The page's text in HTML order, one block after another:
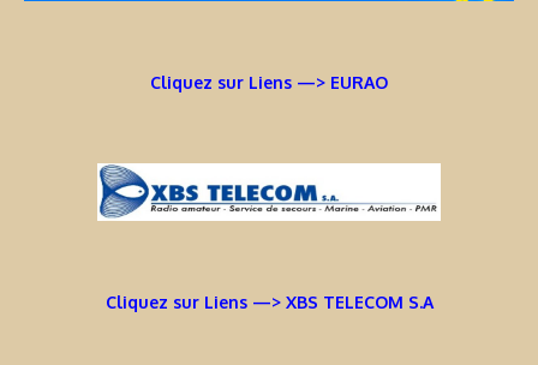
Cliquez sur Liens —> EURAO
Cliquez sur Liens —> XBS TELECOM S.A